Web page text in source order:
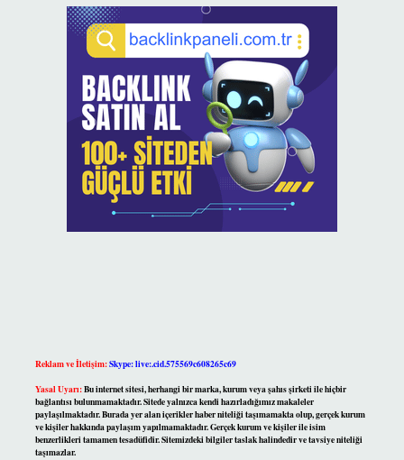
Reklam ve İletişim:Skype: live:.cid.575569c608265c69
Yasal Uyarı:Bu internet sitesi, herhangi bir marka, kurum veya şahıs şirketi ile hiçbir
bağlantısı bulunmamaktadır. Sitede yalnızca kendi hazırladığımız makaleler
paylaşılmaktadır. Burada yer alan içerikler haber niteliği taşımamakta olup, gerçek kurum
ve kişiler hakkında paylaşım yapılmamaktadır. Gerçek kurum ve kişiler ile isim
benzerlikleri tamamen tesadüfidir. Sitemizdeki bilgiler taslak halindedir ve tavsiye niteliği
taşımazlar.